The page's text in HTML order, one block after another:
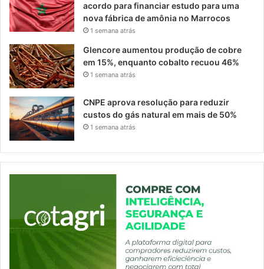
acordo para financiar estudo para uma
nova fábrica de amônia no Marrocos
1 semana atrás
Glencore aumentou produção de cobre
em 15%, enquanto cobalto recuou 46%
1 semana atrás
CNPE aprova resolução para reduzir
custos do gás natural em mais de 50%
1 semana atrás